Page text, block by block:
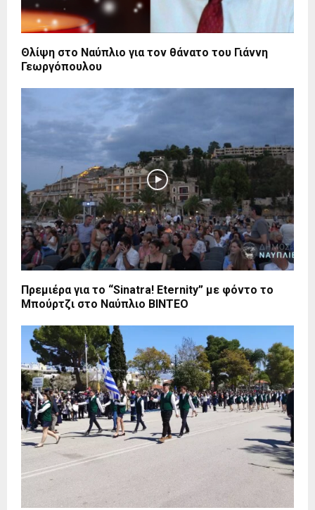
Θλίψη στο Ναύπλιο για τον θάνατο του Γιάννη
Γεωργόπουλου
Πρεμιέρα για το “Sinatra! Eternity” με φόντο το
Μπούρτζι στο Ναύπλιο ΒΙΝΤΕΟ